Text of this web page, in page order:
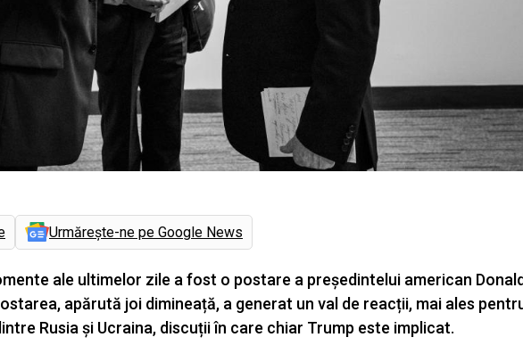
Urmărește-ne pe Google News
ale ultimelor zile a fost o postare a președintelui american
apărută joi dimineață, a generat un val de reacții, mai ales
Rusia și Ucraina, discuții în care chiar Trump este implicat.